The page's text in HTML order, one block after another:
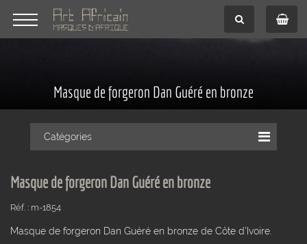
Masque de forgeron Dan Guéré en bronze
Catégories
Masque de forgeron Dan Guéré en bronze
Réf. : m-1854
Masque de forgeron Dan Guéré en bronze de Côte d'Ivoire.